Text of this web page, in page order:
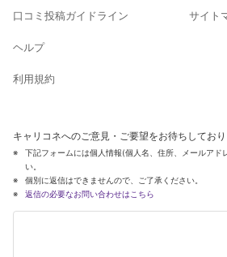
口コミ投稿ガイドライン
ヘルプ
利用規約
サイト
キャリコネへのご意見・ご要望をお待ちしており
下記フォームには個人情報(個人名、住所、メールアド
い。
個別に返信はできませんので、ご了承ください。
返信の必要なお問い合わせはこちら